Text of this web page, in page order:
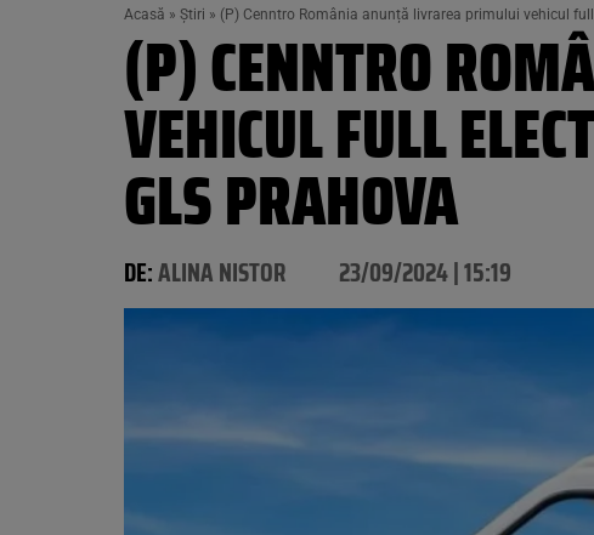
Acasă » Știri » (P) Cenntro România anunță livrarea primului vehicul
(P) CENNTRO
VEHICUL FULL
GLS PRAHOVA
DE:ALINA NISTOR 23/09/2024 | 15:19